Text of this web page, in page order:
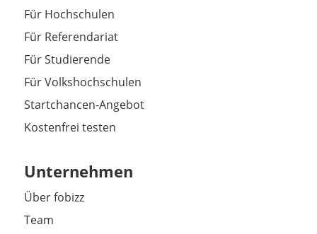
Für Hochschulen
Für Referendariat
Für Studierende
Für Volkshochschulen
Startchancen-Angebot
Kostenfrei testen
Unternehmen
Über fobizz
Team